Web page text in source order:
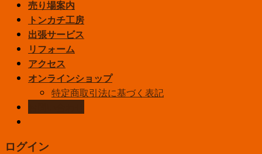
売り場案内
トンカチ工房
出張サービス
リフォーム
アクセス
オンラインショップ
特定商取引法に基づく表記
ログイン